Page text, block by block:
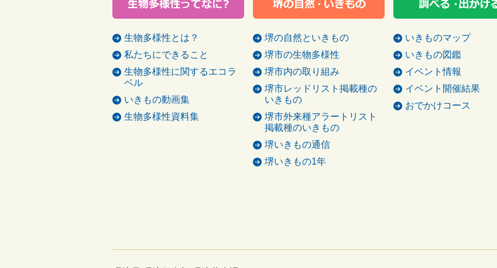
生物多様性とは？
私たちにできること
生物多様性に関するエコラ
ベル
いきもの動画集
生物多様性資料集
堺の自然といきもの
堺市の生物多様性
堺市内の取り組み
堺市レッドリスト掲載種の
いきもの
堺市外来種アラートリスト
掲載種のいきもの
堺いきもの通信
堺いきもの1年
いきものマップ
いきもの図鑑
イベント情報
イベント開催結果
おでかけコース